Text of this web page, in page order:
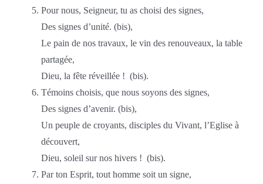
Pour nous, Seigneur, tu as choisi des signes,
Des signes d’unité. (bis),
Le pain de nos travaux, le vin des renouveaux, la table
partagée,
Dieu, la fête réveillée ! (bis).
Témoins choisis, que nous soyons des signes,
Des signes d’avenir. (bis),
Un peuple de croyants, disciples du Vivant, l’Eglise à
découvert,
Dieu, soleil sur nos hivers ! (bis).
Par ton Esprit, tout homme soit un signe,